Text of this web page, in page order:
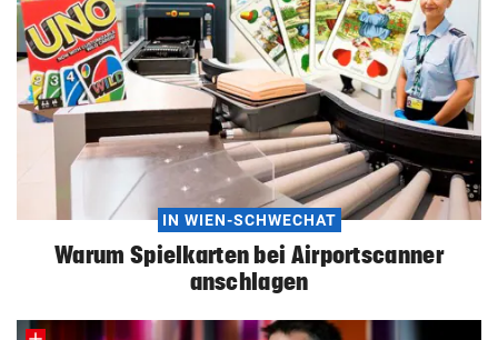
IN WIEN-SCHWECHAT
Warum Spielkarten bei Airportscanner
anschlagen